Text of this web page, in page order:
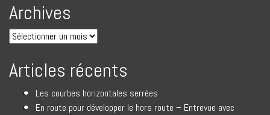
Archives
Articles récents
Les courbes horizontales serrées
En route pour développer le hors route – Entrevue avec